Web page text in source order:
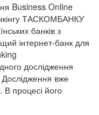
Business Online
ТАСКОМБАНКУ
банків з
інтернет-банк для
дослідження
Дослідження вже
В процесі його